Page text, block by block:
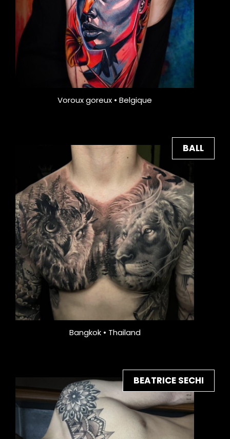
Voroux goreux • Belgique
BALL
Bangkok • Thailand
BEATRICE SECHI